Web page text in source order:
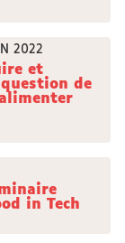
2022
et
de
in Tech